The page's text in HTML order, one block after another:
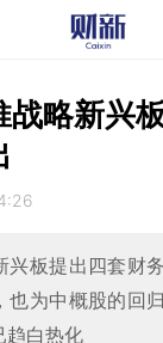
战略新兴
兴板提出四套财
也为中概股的回
趋白热化